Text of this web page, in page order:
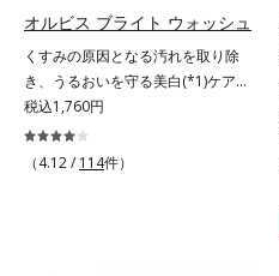
C(*8)」を採用。肌奥(*6)まで浸透
ラニンの生成を食い止めます。また
オルビス独自成分の「ブライトVC
コンプレックス(*9)」が、透明感を
阻害する原因(*10)にアプローチし
ます。さらに肌表面のなめらかさや
オルビス ブライト ウォッシュ
くすみの原因となる汚れを取り除
き、うるおいを守る美白(*1)ケアシ
リーズの洗顔料。業界初(*2)知見
「メラニンの第三のルート」である
「横のひろがり」に着目して、全方
税込1,760円
（4.12 / 114件）